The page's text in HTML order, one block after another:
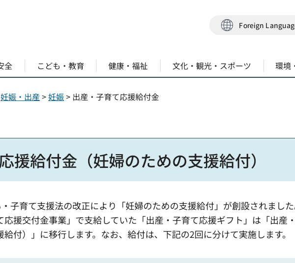
Foreign
全 こども・教育 健康・福祉 文化・観光・スポーツ 環境
妊娠・出産>妊娠> 出産・子育て応援給付金
援給付金（妊婦のための支援給付）
子育て支援法の改正により「妊婦のための支援給付」が創設されました
応援交付金事業」で支給していた「出産・子育て応援ギフト」は「出産
付）」に移行します。なお、給付は、下記の2回に分けて実施します。